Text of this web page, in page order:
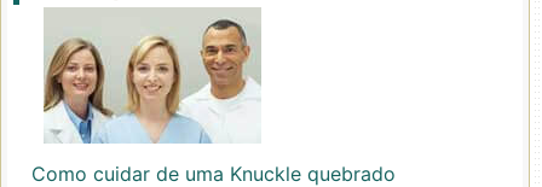
Como cuidar de uma Knuckle quebrado